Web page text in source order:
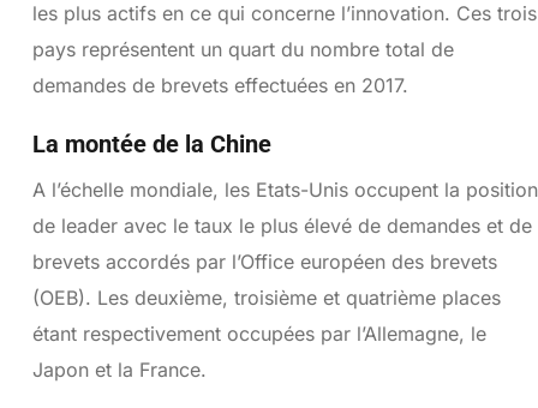
les plus actifs en ce qui concerne l’innovation. Ces trois
pays représentent un quart du nombre total de
demandes de brevets effectuées en 2017.
La montée de la Chine
A l’échelle mondiale, les Etats-Unis occupent la position
de leader avec le taux le plus élevé de demandes et de
brevets accordés par l’Office européen des brevets
(OEB). Les deuxième, troisième et quatrième places
étant respectivement occupées par l’Allemagne, le
Japon et la France.